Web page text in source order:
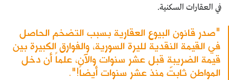
في العقارات السكنية.
"صدر قانون البيوع العقارية بسبب التضخم الحاصل
في القيمة النقدية لليرة السورية، والفوارق الكبيرة بين
قيمة الضريبة قبل عشر سنوات والآن، علماً أن دخل
المواطن ثابتٌ منذ عشر سنوات أيضاً!".